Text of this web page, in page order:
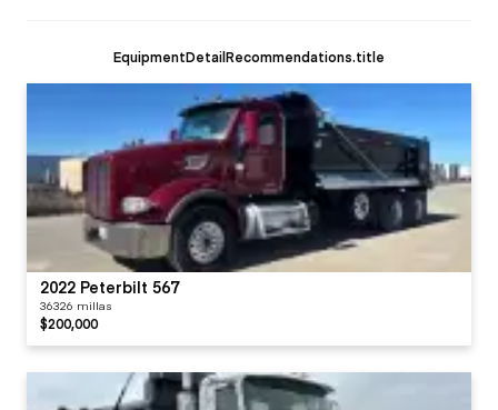
EquipmentDetailRecommendations.title
2022 Peterbilt 567
36326 millas
$200,000